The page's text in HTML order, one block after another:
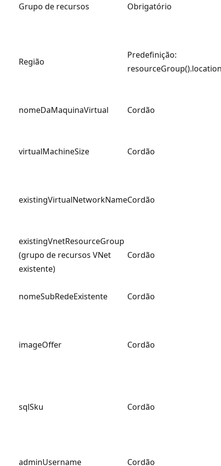
Grupo de recursos Obrigatório
Região
Predefinição:
nomeDaMaquinaVirtual Cordão
virtualMachineSize Cordão
existingVirtualNetworkNameCordão
existingVnetResourceGroup
(grupo de recursos VNet
existente)
Cordão
nomeSubRedeExistente Cordão
imageOffer Cordão
sqlSku Cordão
adminUsername Cordão